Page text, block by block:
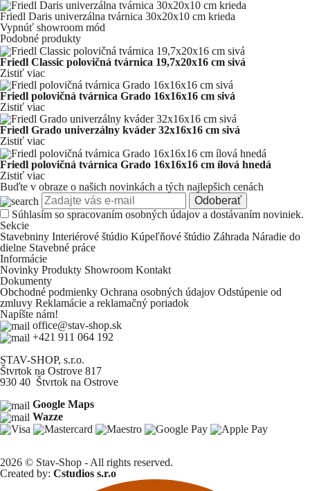
Friedl Daris univerzálna tvárnica 30x20x10 cm krieda
Vypnúť showroom mód
Podobné produkty
Friedl Classic polovičná tvárnica 19,7x20x16 cm sivá
Zistiť viac
Friedl polovičná tvárnica Grado 16x16x16 cm sivá
Zistiť viac
Friedl Grado univerzálny kváder 32x16x16 cm sivá
Zistiť viac
Friedl polovičná tvárnica Grado 16x16x16 cm ílová hnedá
Zistiť viac
Buďte v obraze o našich novinkách a tých najlepšich cenách
Odoberať
Súhlasím so spracovaním osobných údajov a dostávaním noviniek.
Sekcie
Stavebniny Interiérové štúdio Kúpeľňové štúdio Záhrada Náradie do
dielne Stavebné práce
Informácie
Novinky Produkty Showroom Kontakt
Dokumenty
Obchodné podmienky Ochrana osobných údajov Odstúpenie od
zmluvy Reklamácie a reklamačný poriadok
Napíšte nám!
office@stav-shop.sk
+421 911 064 192
STAV-SHOP, s.r.o.
Štvrtok na Ostrove 817
930 40 Štvrtok na Ostrove
Google Maps
Wazze
2026 © Stav-Shop - All rights reserved.
Created by: Cstudios s.r.o